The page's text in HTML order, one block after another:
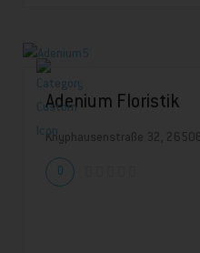
Adenium Floristik
Knyphausenstraße 32,
0